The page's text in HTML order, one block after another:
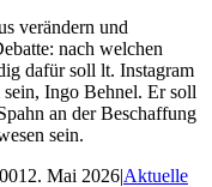
verändern und
nach welchen
dafür soll lt. Instagram
Ingo Behnel. Er soll
an der Beschaffung
sein.
12. Mai 2026|Aktuelle